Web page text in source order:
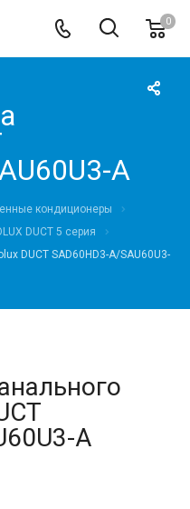
0
A
кондиционеры
DUCT 5 серия
DUCT SAD60HD3-A/SAU60U3-
A